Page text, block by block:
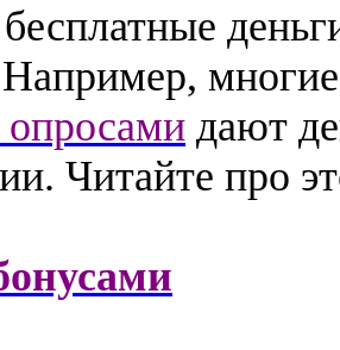
Например,
дают
Читайте про